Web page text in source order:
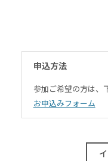
申込方法
参加ご希望の方は、
お申込みフォーム